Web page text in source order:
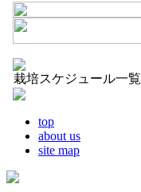
栽培スケジュール一覧
top
about us
site map